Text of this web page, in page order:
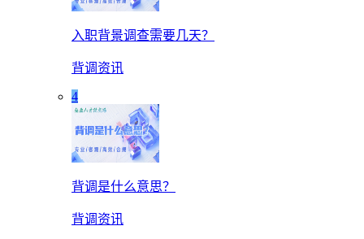
入职背景调查需要几天？
背调资讯
4
背调是什么意思？
背调资讯